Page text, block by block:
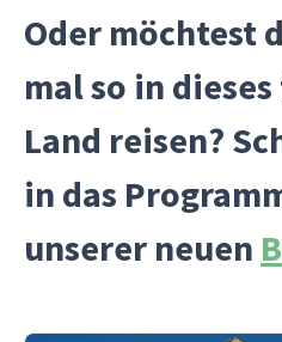
Oder möchtest
mal so in
Land reisen?
in das
unserer neuen